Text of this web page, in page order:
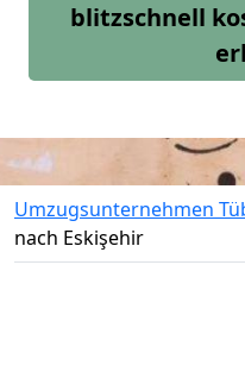
blitzschnell
Umzugsunternehmen
nach Eskişehir